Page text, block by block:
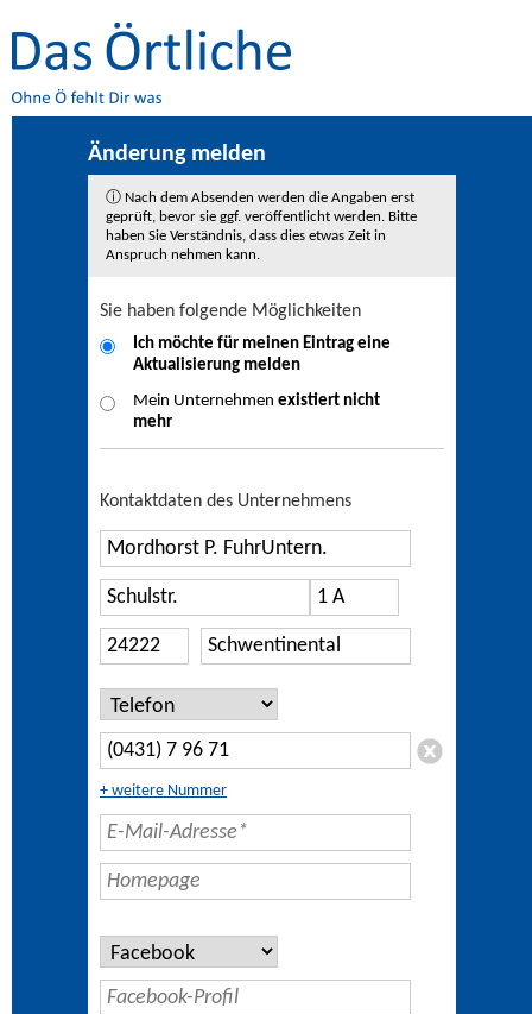
Änderung melden
ⓘ Nach dem Absenden werden die Angaben erst
geprüft, bevor sie ggf. veröffentlicht werden. Bitte
haben Sie Verständnis, dass dies etwas Zeit in
Anspruch nehmen kann.
Sie haben folgende Möglichkeiten
Ich möchte für meinen Eintrag eine
Aktualisierung melden
Mein Unternehmen existiert nicht
mehr
Kontaktdaten des Unternehmens
+ weitere Nummer